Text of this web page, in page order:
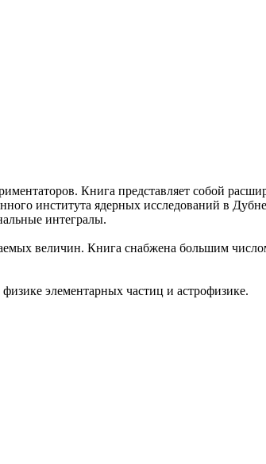
Книга представляет собой
института ядерных исследований в
интегралы.
величин. Книга снабжена большим
элементарных частиц и астрофизике.